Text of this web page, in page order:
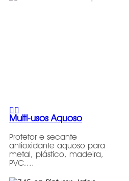
Multi-usos Aquoso
Protetor e secante
antioxidante aquoso para
metal, plástico, madeira,
PVC,...